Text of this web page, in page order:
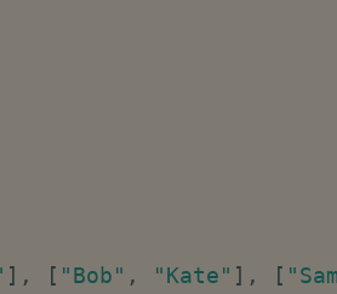
] , [ "Bob" , "Kate" ] , [